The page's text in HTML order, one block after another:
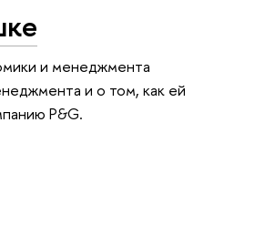
и менеджмента
и о том, как ей
P&G.